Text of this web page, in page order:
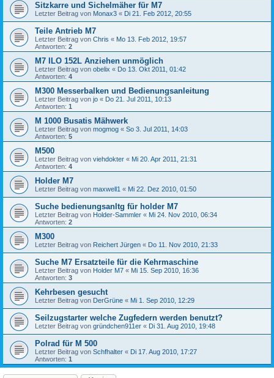
Sitzkarre und Sichelmäher für M7
Letzter Beitrag von Monax3 « Di 21. Feb 2012, 20:55
Teile Antrieb M7
Letzter Beitrag von Chris « Mo 13. Feb 2012, 19:57
Antworten: 2
M7 ILO 152L Anziehen unmöglich
Letzter Beitrag von obelix « Do 13. Okt 2011, 01:42
Antworten: 4
M300 Messerbalken und Bedienungsanleitung
Letzter Beitrag von jo « Do 21. Jul 2011, 10:13
Antworten: 1
M 1000 Busatis Mähwerk
Letzter Beitrag von mogmog « So 3. Jul 2011, 14:03
Antworten: 5
M500
Letzter Beitrag von viehdokter « Mi 20. Apr 2011, 21:31
Antworten: 4
Holder M7
Letzter Beitrag von maxwell1 « Mi 22. Dez 2010, 01:50
Suche bedienungsanltg für holder M7
Letzter Beitrag von Holder-Sammler « Mi 24. Nov 2010, 06:34
Antworten: 2
M300
Letzter Beitrag von Reichert Jürgen « Do 11. Nov 2010, 21:33
Suche M7 Ersatzteile für die Kehrmaschine
Letzter Beitrag von Holder M7 « Mi 15. Sep 2010, 16:36
Antworten: 3
Kehrbesen gesucht
Letzter Beitrag von DerGrüne « Mi 1. Sep 2010, 12:29
Seilzugstarter welche Zugfedern werden benutzt?
Letzter Beitrag von gründchen911er « Di 31. Aug 2010, 19:48
Polrad für M 500
Letzter Beitrag von Schfhalter « Di 17. Aug 2010, 17:27
Antworten: 1